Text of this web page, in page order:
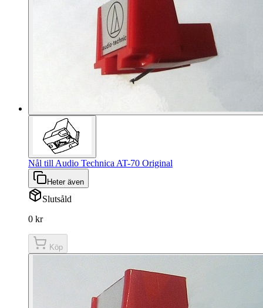
Nål till Audio Technica AT-70 Original
Heter även
Slutsåld
0 kr
Köp